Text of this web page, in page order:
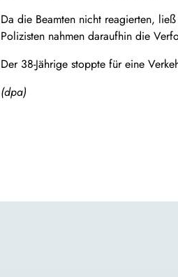
Da die Beamten nicht reagierten,
Polizisten nahmen daraufhin die
Der 38-Jährige stoppte für eine
(dpa)